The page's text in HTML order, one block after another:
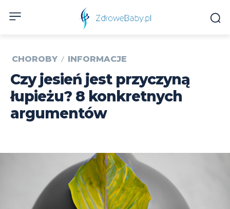
CHOROBY INFORMACJE
Czy jesień jest przyczyną
łupieżu? 8 konkretnych
argumentów